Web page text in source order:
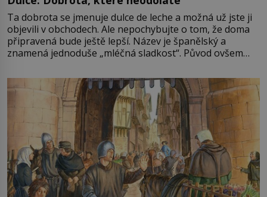
Ta dobrota se jmenuje dulce de leche a možná už jste ji
objevili v obchodech. Ale nepochybujte o tom, že doma
připravená bude ještě lepší. Název je španělský a
znamená jednoduše „mléčná sladkost“. Původ ovšem
pře hned několik latinskoamerických zemí a k tomu
Francie, kde se traduje,